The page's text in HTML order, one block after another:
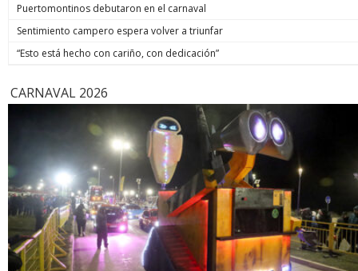
Puertomontinos debutaron en el carnaval
Sentimiento campero espera volver a triunfar
“Esto está hecho con cariño, con dedicación”
CARNAVAL 2026